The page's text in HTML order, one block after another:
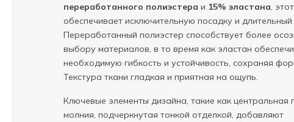
переработанного полиэстера и 15% эластана,
обеспечивает исключительную посадку и
Переработанный полиэстер способствует более
выбору материалов, в то время как эластан
необходимую гибкость и устойчивость, сохраняя
Текстура ткани гладкая и приятная на ощупь.
Ключевые элементы дизайна, такие как центральная
молния, подчеркнутая тонкой отделкой, добавляют